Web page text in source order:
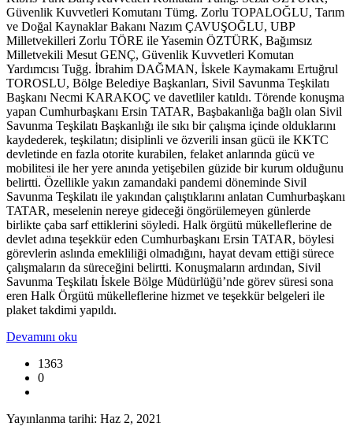
Güvenlik Kuvvetleri Komutanı Tümg. Zorlu TOPALOĞLU, Tarım
ve Doğal Kaynaklar Bakanı Nazım ÇAVUŞOĞLU, UBP
Milletvekilleri Zorlu TÖRE ile Yasemin ÖZTÜRK, Bağımsız
Milletvekili Mesut GENÇ, Güvenlik Kuvvetleri Komutan
Yardımcısı Tuğg. İbrahim DAĞMAN, İskele Kaymakamı Ertuğrul
TOROSLU, Bölge Belediye Başkanları, Sivil Savunma Teşkilatı
Başkanı Necmi KARAKOÇ ve davetliler katıldı. Törende konuşma
yapan Cumhurbaşkanı Ersin TATAR, Başbakanlığa bağlı olan Sivil
Savunma Teşkilatı Başkanlığı ile sıkı bir çalışma içinde olduklarını
kaydederek, teşkilatın; disiplinli ve özverili insan gücü ile KKTC
devletinde en fazla otorite kurabilen, felaket anlarında gücü ve
mobilitesi ile her yere anında yetişebilen güzide bir kurum olduğunu
belirtti. Özellikle yakın zamandaki pandemi döneminde Sivil
Savunma Teşkilatı ile yakından çalıştıklarını anlatan Cumhurbaşkanı
TATAR, meselenin nereye gideceği öngörülemeyen günlerde
birlikte çaba sarf ettiklerini söyledi. Halk örgütü mükelleflerine de
devlet adına teşekkür eden Cumhurbaşkanı Ersin TATAR, böylesi
görevlerin aslında emekliliği olmadığını, hayat devam ettiği sürece
çalışmaların da süreceğini belirtti. Konuşmaların ardından, Sivil
Savunma Teşkilatı İskele Bölge Müdürlüğü’nde görev süresi sona
eren Halk Örgütü mükelleflerine hizmet ve teşekkür belgeleri ile
plaket takdimi yapıldı.
Devamını oku
1363
0
Yayınlanma tarihi: Haz 2, 2021